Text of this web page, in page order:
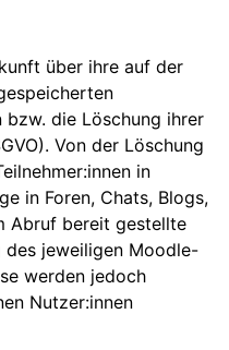
über ihre auf der
die Löschung ihrer
Von der Löschung
in
in Foren, Chats, Blogs,
Abruf bereit gestellte
des jeweiligen Moodle-
werden jedoch
Nutzer:innen